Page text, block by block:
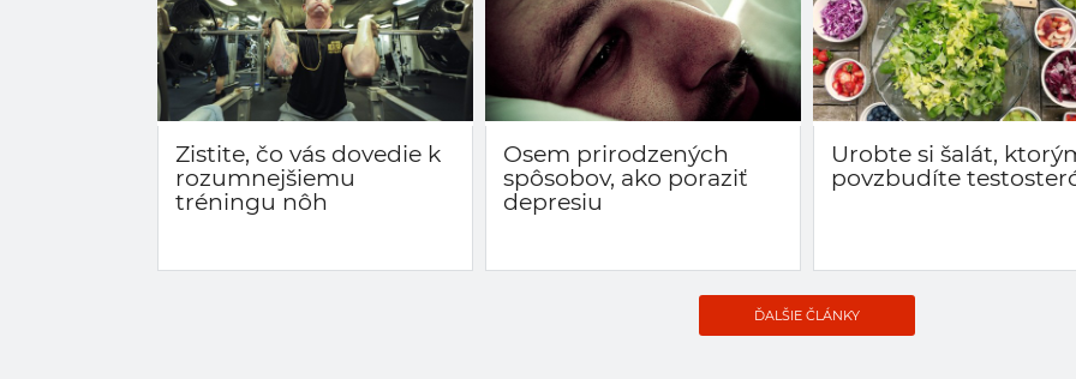
Zistite, čo vás dovedie k
rozumnejšiemu
tréningu nôh
Osem prirodzených
spôsobov, ako poraziť
depresiu
Urobte si šalát,
povzbudíte
ĎALŠIE ČLÁNKY